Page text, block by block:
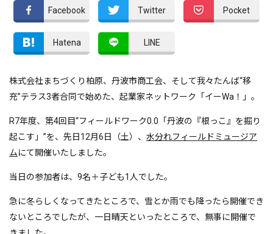
Facebook Twitter Pocket
Hatena LINE
株式会社まちづくり柏原、丹波市商工会、そして我々たんば“移
充”テラス3者合同で始めた、起業家ネットワーク「イーWa！」。
R7年度、第4回目“フィールドワーク0.0「丹波の『根っこ』を掘り
起こす」”を、先日12月6日（土）、 水分れフィールドミュージア
ムにて開催いたしました。
当日の参加者は、9名＋子ども1人でした。
急に冬らしくなってきたところで、雪とか雨でも降ったら開催でき
ないところでしたが、一日晴天といったところで、無事に開催で